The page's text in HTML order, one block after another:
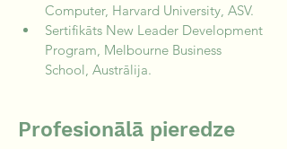
Computer, Harvard University, ASV.
Sertifikāts New Leader Development
Program, Melbourne Business
School, Austrālija.
Profesionālā pieredze